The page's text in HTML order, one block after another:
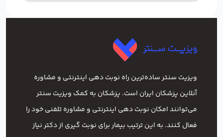
ویزیت سنتر ساده‌ترین راه نوبت‌ دهی اینترنتی و مشاوره
آنلاین پزشکان ایران است. پزشکان به کمک ویزیت سنتر
می‌توانند امکان نوبت دهی اینترنتی و مشاوره تلفنی خود را
فعال کنند. به این ترتیب بیمار برای نوبت گیری از دکتر نیاز